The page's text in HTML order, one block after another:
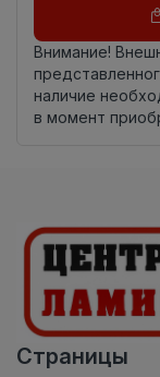
Внимание!
наличие
в момент
Страницы